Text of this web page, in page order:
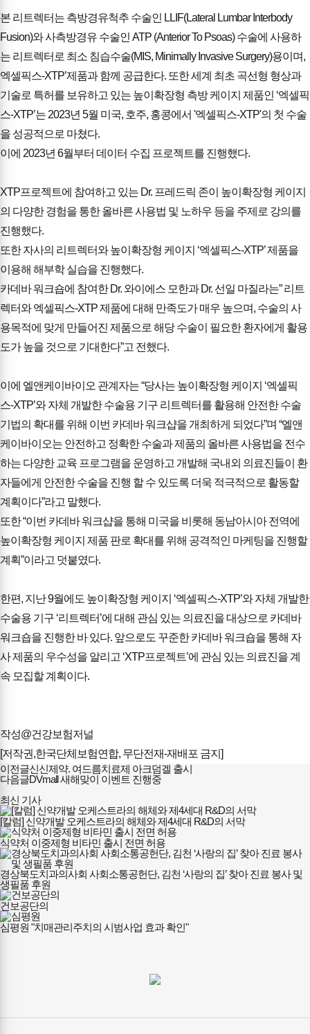
본 리트렉터는 측방경유척추 수술인 LLIF(Lateral Lumbar Interbody
Fusion)와 사측방경유 수술인 ATP (Anterior To Psoas) 수술에 사용하
는 리트렉터로 최소 침습수술(MIS, Minimally Invasive Surgery)용이며,
엑셀픽스-XTP’제품과 함께 공급한다. 또한 세계 최초 곡선형 형상과
기술로 특허를 보유하고 있는 높이확장형 측방 케이지 제품인 ‘엑셀픽
스-XTP’는 2023년 5월 미국, 호주, 홍콩에서 '엑셀픽스-XTP'의 첫 수술
을 성공적으로 마쳤다.
이에 2023년 6월부터 데이터 수집 프로젝트를 진행했다.
XTP프로젝트에 참여하고 있는 Dr. 프레드릭 존이 높이확장형 케이지
의 다양한 경험을 통한 올바른 사용법 및 노하우 등을 주제로 강의를
진행했다.
또한 자사의 리트렉터와 높이확장형 케이지 ‘엑셀픽스-XTP’ 제품을
이용해 해부학 실습을 진행했다.
카데바 워크숍에 참여한 Dr. 와이에스 모한과 Dr. 선일 마질라는” 리트
렉터와 엑셀픽스-XTP 제품에 대해 만족도가 매우 높으며, 수술의 사
용목적에 맞게 만들어진 제품으로 해당 수술이 필요한 환자에게 활용
도가 높을 것으로 기대한다”고 전했다.
이에 엘앤케이바이오 관계자는 “당사는 높이확장형 케이지 ‘엑셀픽
스-XTP’와 자체 개발한 수술용 기구 리트렉터를 활용해 안전한 수술
기법의 확대를 위해 이번 카데바 워크샵을 개최하게 되었다”며 “엘앤
케이바이오는 안전하고 정확한 수술과 제품의 올바른 사용법을 전수
하는 다양한 교육 프로그램을 운영하고 개발해 국내외 의료진들이 환
자들에게 안전한 수술을 진행 할 수 있도록 더욱 적극적으로 활동할
계획이다”라고 말했다.
또한 “이번 카데바 워크샵을 통해 미국을 비롯해 동남아시아 전역에
높이확장형 케이지 제품 판로 확대를 위해 공격적인 마케팅을 진행할
계획”이라고 덧붙였다.
한편, 지난 9월에도 높이확장형 케이지 ‘엑셀픽스-XTP’와 자체 개발한
수술용 기구 ‘리트렉터’에 대해 관심 있는 의료진을 대상으로 카데바
워크숍을 진행한 바 있다. 앞으로도 꾸준한 카데바 워크숍을 통해 자
사 제품의 우수성을 알리고 ‘XTP프로젝트’에 관심 있는 의료진을 계
속 모집할 계획이다.
작성@건강보험저널
[저작권,한국단체보험연합, 무단전재-재배포 금지]
이전글신신제약. 여드름치료제 아크덤겔 출시
다음글DVmall 새해맞이 이벤트 진행중
최신 기사
[칼럼] 신약개발 오케스트라의 해체와 제4세대 R&D의 서막
식약처 이중제형 비타민 출시 전면 허용
경상북도치과의사회 사회소통공헌단, 김천 ‘사랑의 집’ 찾아 진료 봉사 및
생필품 후원
건보공단의
심평원 "치매관리주치의 시범사업 효과 확인"